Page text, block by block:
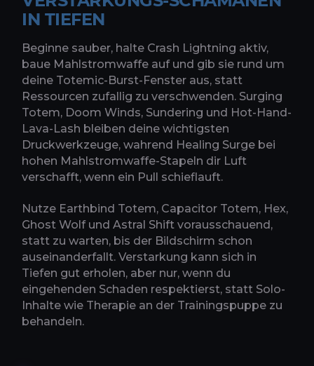
IN TIEFEN
Beginne sauber, halte Crash Lightning aktiv,
baue Mahlstromwaffe auf und gib sie rund um
deine Totemic-Burst-Fenster aus, statt
Ressourcen zufallig zu verschwenden. Surging
Totem, Doom Winds, Sundering und Hot-Hand-
Lava-Lash bleiben deine wichtigsten
Druckwerkzeuge, wahrend Healing Surge bei
hohen Mahlstromwaffe-Stapeln dir Luft
verschafft, wenn ein Pull schieflauft.
Nutze Earthbind Totem, Capacitor Totem, Hex,
Ghost Wolf und Astral Shift vorausschauend,
statt zu warten, bis der Bildschirm schon
auseinanderfallt. Verstarkung kann sich in
Tiefen gut erholen, aber nur, wenn du
eingehenden Schaden respektierst, statt Solo-
Inhalte wie Therapie an der Trainingspuppe zu
behandeln.